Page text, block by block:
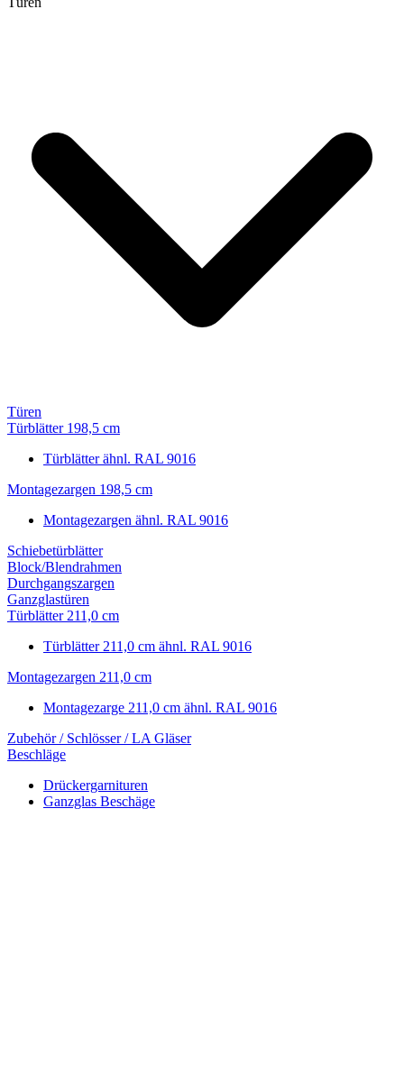
Türen
Türblätter 198,5 cm
Türblätter ähnl. RAL 9016
Montagezargen 198,5 cm
Montagezargen ähnl. RAL 9016
Schiebetürblätter
Block/Blendrahmen
Durchgangszargen
Ganzglastüren
Türblätter 211,0 cm
Türblätter 211,0 cm ähnl. RAL 9016
Montagezargen 211,0 cm
Montagezarge 211,0 cm ähnl. RAL 9016
Zubehör / Schlösser / LA Gläser
Beschläge
Drückergarnituren
Ganzglas Beschäge